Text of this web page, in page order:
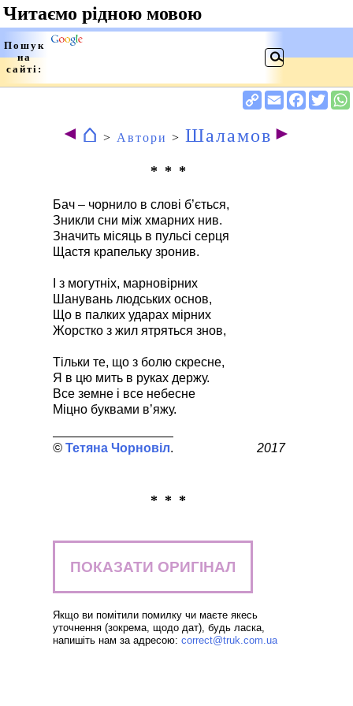
◄ ⌂ > Автори > Шаламов ►
* * *
Бач – чорнило в слові б’ється,
Зникли сни між хмарних нив.
Значить місяць в пульсі серця
Щастя крапельку зронив.
І з могутніх, марновірних
Шанувань людських основ,
Що в палких ударах мірних
Жорстко з жил ятряться знов,
Тільки те, що з болю скресне,
Я в цю мить в руках держу.
Все земне і все небесне
Міцно буквами в’яжу.
Тетяна Чорновіл 2017
* * *
ПОКАЗАТИ ОРИГІНАЛ
Якщо ви помітили помилку чи маєте якесь
уточнення (зокрема, щодо дат), будь ласка,
напишіть нам за адресою: correct@truk.com.ua